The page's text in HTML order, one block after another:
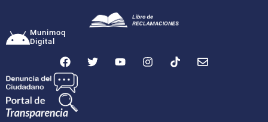
Munimoq
Digital